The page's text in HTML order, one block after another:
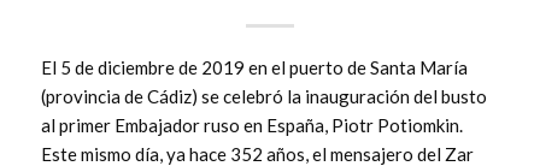
El 5 de diciembre de 2019 en el puerto de Santa María
(provincia de Cádiz) se celebró la inauguración del busto
al primer Embajador ruso en España, Piotr Potiomkin.
Este mismo día, ya hace 352 años, el mensajero del Zar